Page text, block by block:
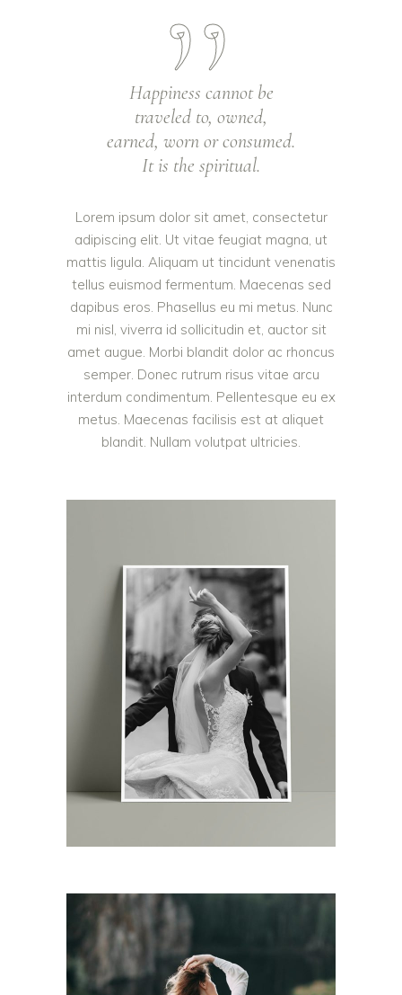
Happiness cannot be
traveled to, owned,
earned, worn or consumed.
It is the spiritual.
Lorem ipsum dolor sit amet, consectetur
adipiscing elit. Ut vitae feugiat magna, ut
mattis ligula. Aliquam ut tincidunt venenatis
tellus euismod fermentum. Maecenas sed
dapibus eros. Phasellus eu mi metus. Nunc
mi nisl, viverra id sollicitudin et, auctor sit
amet augue. Morbi blandit dolor ac rhoncus
semper. Donec rutrum risus vitae arcu
interdum condimentum. Pellentesque eu ex
metus. Maecenas facilisis est at aliquet
blandit. Nullam volutpat ultricies.